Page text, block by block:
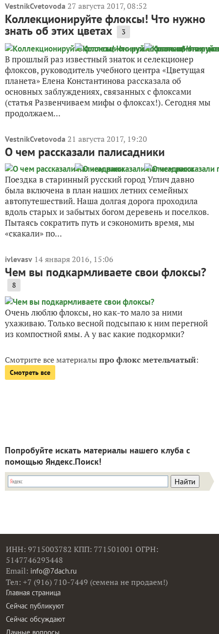
VestnikCvetovoda 27 августа 2017, 08:52
Коллекционируйте флоксы! Что нужно
знать об этих цветах 3
В прошлый раз известный знаток и селекционер
флоксов, руководитель учебного центра «Цветущая
планета» Елена Константинова рассказала об
основных заблуждениях, связанных с флоксами
(статья Развенчиваем мифы о флоксах!). Сегодня мы
продолжаем...
VestnikCvetovoda 21 августа 2017, 19:20
О чем рассказали палисадники
Поездка в старинный русский город Углич давно
была включена в план наших летних семейных
автопутешествий. Наша долгая дорога проходила
вдоль старых и забытых богом деревень и поселков.
Пытаясь сократить путь и сэкономить время, мы
«скакали» по...
ivlevasv 14 января 2016, 15:06
Чем вы подкармливаете свои флоксы?
8
Очень люблю флоксы, но как-то мало за ними
ухаживаю. Только весной подсыпаю к ним перегной
из компостной ямы. А у вас какие подкормки?
Смотрите все материалыпро флокс метельчатый:
Смотреть все
Попробуйте искать материалы нашего клуба с
помощью Яндекс.Поиск!
ИНН: 9715003782 КПП: 771501001 ОГРН:
5147746293448
Email: info@7dach.ru
Тел: +7 (916) 710-7449 (семена не продаем!)
Главная страница
Сейчас публикуют
Сейчас обсуждают